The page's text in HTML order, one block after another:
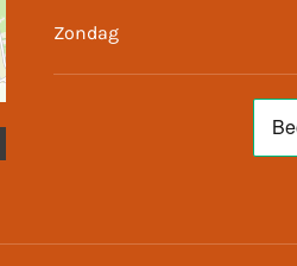
Zondag